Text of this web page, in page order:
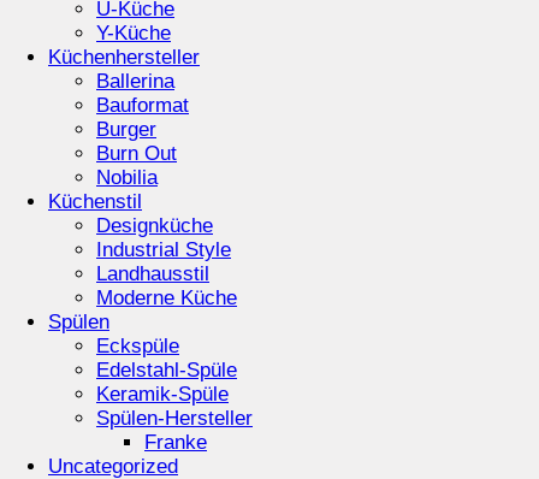
U-Küche
Y-Küche
Küchenhersteller
Ballerina
Bauformat
Burger
Burn Out
Nobilia
Küchenstil
Designküche
Industrial Style
Landhausstil
Moderne Küche
Spülen
Eckspüle
Edelstahl-Spüle
Keramik-Spüle
Spülen-Hersteller
Franke
Uncategorized